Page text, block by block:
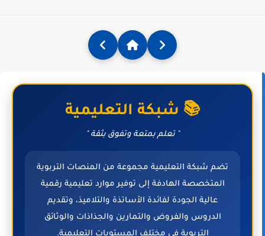
📚 شبكة التعليمية
" تعلم بمتعة وتفوق بثقة "
تضم شبكة التعليمية مجموعة من المنصات التربوية
المتخصصة الهادفة إلى توفير موارد تعليمية رقمية
عالية الجودة لفائدة الأساتذة والتلاميذ، وتقديم
الدروس والفروض والتمارين والجذاذات والوثائق
التربوية في مختلف المستويات التعليمية.